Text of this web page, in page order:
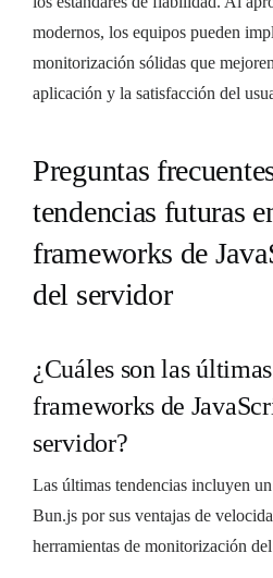
modernos, los equipos pueden
monitorización sólidas que
aplicación y la satisfacción del
Preguntas
tendencias futuras
frameworks de
del servidor
¿Cuáles son las
frameworks de
servidor?
Las últimas tendencias incluyen
Bun.js por sus ventajas de
herramientas de monitorización